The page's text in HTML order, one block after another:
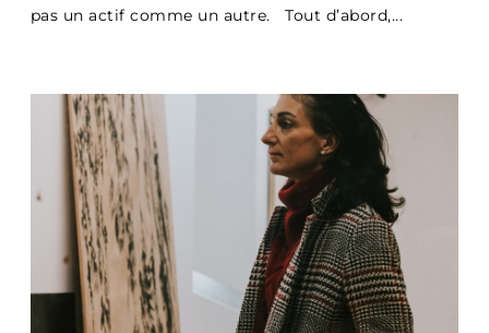
pas un actif comme un autre. Tout d’abord,...